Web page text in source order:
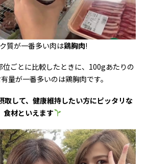
質が一番多い肉は鶏胸肉!
位ごとに比較したときに、100gあたりの
量が一番多いのは鶏胸肉です。
取して、健康維持したい方にピッタリな
食材といえます